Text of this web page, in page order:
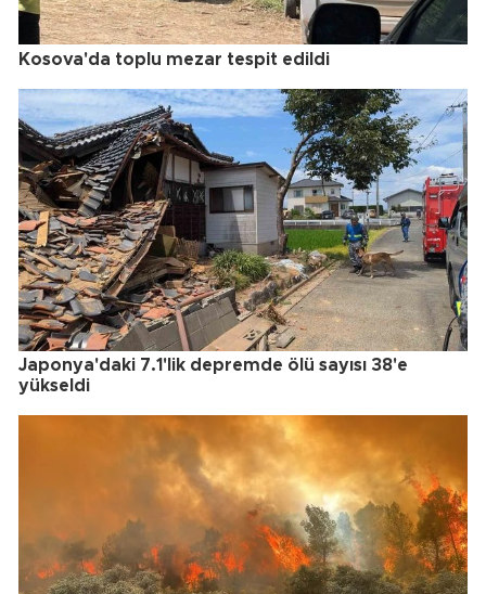
Kosova'da toplu mezar tespit edildi
Japonya'daki 7.1'lik depremde ölü sayısı 38'e
yükseldi